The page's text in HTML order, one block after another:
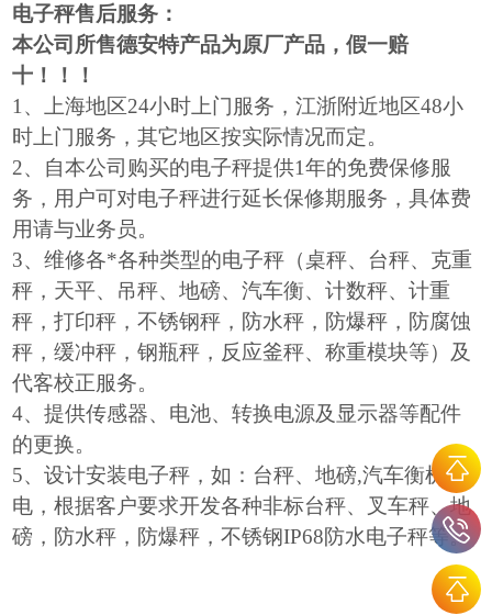
电子秤售后服务：
本公司所售德安特产品为原厂产品，假一赔
十！！！
1 、上海地区24小时上门服务，江浙附近地区48小
时上门服务，其它地区按实际情况而定。
2、自本公司购买的电子秤提供1年的免费保修服
务，用户可对电子秤进行延长保修期服务，具体费
用请与业务员。
3、维修各*各种类型的电子秤（桌秤、台秤、克重
秤，天平、吊秤、地磅、汽车衡、计数秤、计重
秤，打印秤，不锈钢秤，防水秤，防爆秤，防腐蚀
秤，缓冲秤，钢瓶秤，反应釜秤、称重模块等）及
代客校正服务。
4、提供传感器、电池、转换电源及显示器等配件
的更换。
5、设计安装电子秤，如：台秤、地磅,汽车衡机改
电，根据客户要求开发各种非标台秤、叉车秤、地
磅，防水秤，防爆秤，不锈钢IP68防水电子秤等。